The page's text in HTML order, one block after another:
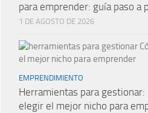
para emprender: guía paso a
1 DE AGOSTO DE 2026
EMPRENDIMIENTO
Herramientas para gestionar:
elegir el mejor nicho para